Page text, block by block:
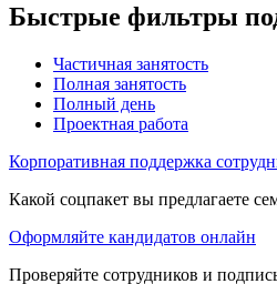
Быстрые фильтры
Частичная занятость
Полная занятость
Полный день
Проектная работа
Корпоративная поддержка
Какой соцпакет вы предлагаете
Оформляйте кандидатов онлайн
Проверяйте сотрудников и